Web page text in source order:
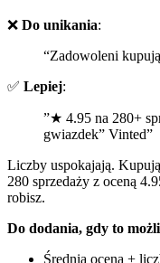
❌ Do unikania:
“Zadowoleni
✅ Lepiej:
”★ 4.95 na 280+
gwiazdek” Vinted”
Liczby uspokajają.
280 sprzedaży z oceną
robisz.
Do dodania, gdy to
Średnia ocena +